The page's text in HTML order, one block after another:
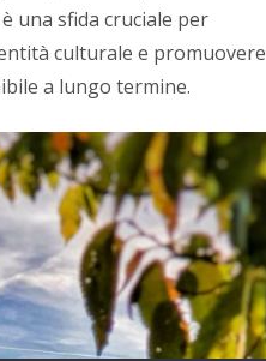
una sfida cruciale per
culturale e promuovere
a lungo termine.